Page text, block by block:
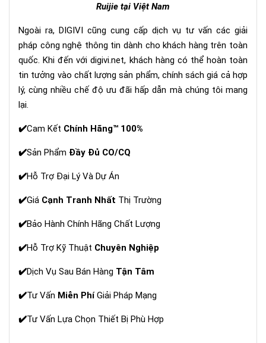
Ruijie tại Việt Nam
Ngoài ra, DIGIVI cũng cung cấp dịch vụ tư vấn các giải
pháp công nghệ thông tin dành cho khách hàng trên toàn
quốc. Khi đến vớidigivi.net, khách hàng có thể hoàn toàn
tin tưởng vào chất lượng sản phẩm, chính sách giá cả hợp
lý, cùng nhiều chế độ ưu đãi hấp dẫn mà chúng tôi mang
lại.
✔️Cam Kết Chính Hãng™ 100%
✔️Sản Phẩm Đầy Đủ CO/CQ
✔️Hỗ Trợ Đại Lý Và Dự Án
✔️Giá Cạnh Tranh Nhất Thị Trường
✔️Bảo Hành Chính Hãng Chất Lượng
✔️Hỗ Trợ Kỹ Thuật Chuyên Nghiệp
✔️Dịch Vụ Sau Bán Hàng Tận Tâm
✔️Tư Vấn Miễn PhíGiải Pháp Mạng
✔️Tư Vấn Lựa Chọn Thiết Bị Phù Hợp